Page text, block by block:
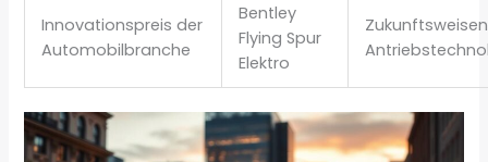
Innovationspreis der
Automobilbranche
Bentley
Flying Spur
Elektro